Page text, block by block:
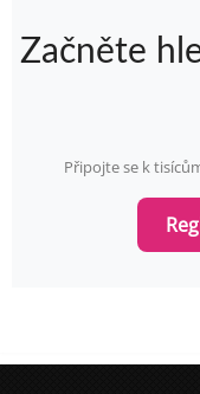
Začněte
Připojte se k